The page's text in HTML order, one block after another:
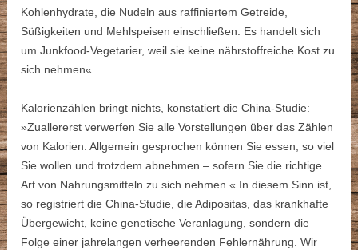
Kohlenhydrate, die Nudeln aus raffiniertem Getreide,
Süßigkeiten und Mehlspeisen einschließen. Es handelt sich
um Junkfood-Vegetarier, weil sie keine nährstoffreiche Kost zu
sich nehmen«.
Kalorienzählen bringt nichts, konstatiert die China-Studie:
»Zuallererst verwerfen Sie alle Vorstellungen über das Zählen
von Kalorien. Allgemein gesprochen können Sie essen, so viel
Sie wollen und trotzdem abnehmen – sofern Sie die richtige
Art von Nahrungsmitteln zu sich nehmen.« In diesem Sinn ist,
so registriert die China-Studie, die Adipositas, das krankhafte
Übergewicht, keine genetische Veranlagung, sondern die
Folge einer jahrelangen verheerenden Fehlernährung. Wir